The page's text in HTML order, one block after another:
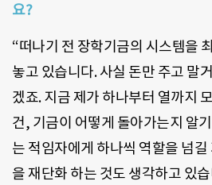
요?
“떠나기 전 장학기금의 시스템을
놓고 있습니다. 사실 돈만 주고 말
겠죠. 지금 제가 하나부터 열까지
건, 기금이 어떻게 돌아가는지 알
는 적임자에게 하나씩 역할을 넘
을 재단화 하는 것도 생각하고 있